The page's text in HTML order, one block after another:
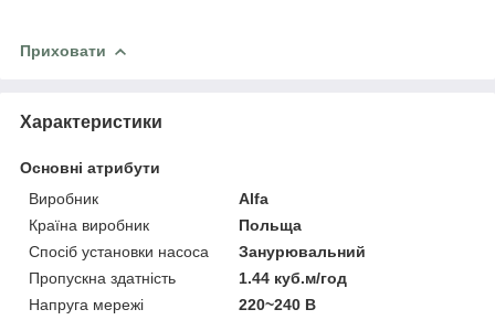
Приховати
Характеристики
Основні атрибути
Виробник
Alfa
Країна виробник
Польща
Спосіб установки насоса
Занурювальний
Пропускна здатність
1.44 куб.м/год
Напруга мережі
220~240 В